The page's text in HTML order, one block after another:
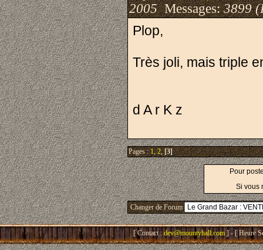
2005Messages:3899
Plop,
Très joli, mais triple
d A r K z
Pages :1,2,[3]
Pour
Si vous
Changer de Forum
[ Contact : dev@mountyhall.com ] - [ Heure